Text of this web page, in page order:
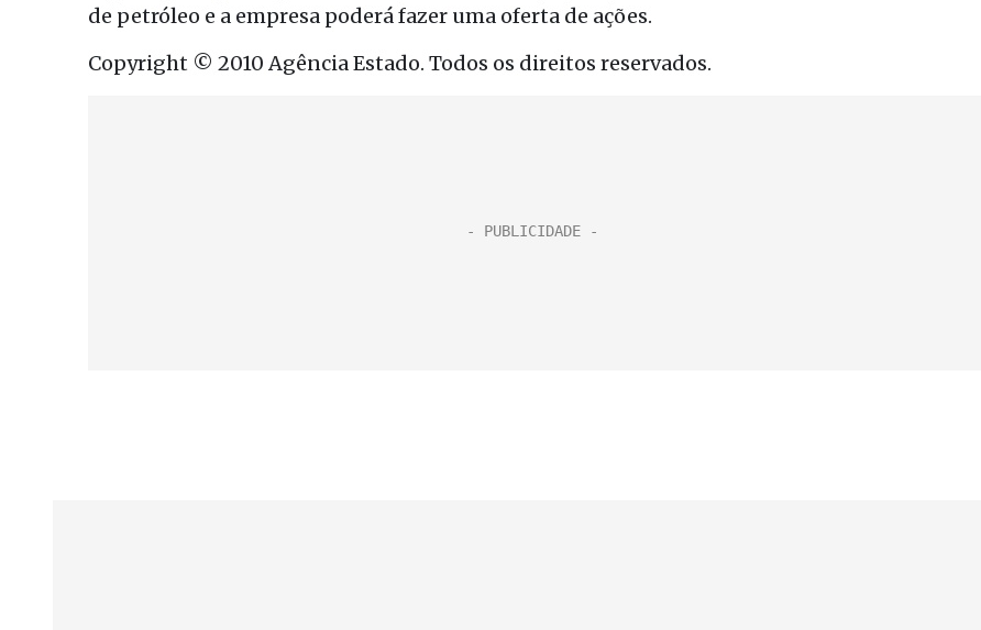
de petróleo e a empresa poderá fazer uma oferta de ações.
Copyright © 2010 Agência Estado. Todos os direitos reservados.